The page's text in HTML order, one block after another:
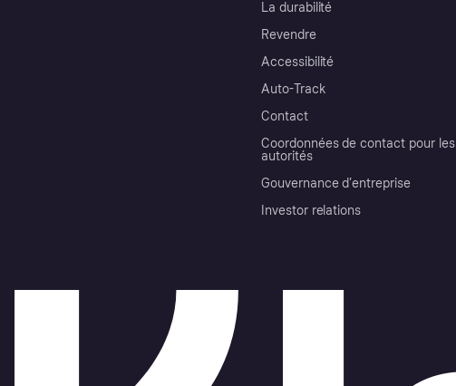
La durabilité
Revendre
Accessibilité
Auto-Track
Contact
Coordonnées de contact pour les
autorités
Gouvernance d’entreprise
Investor relations